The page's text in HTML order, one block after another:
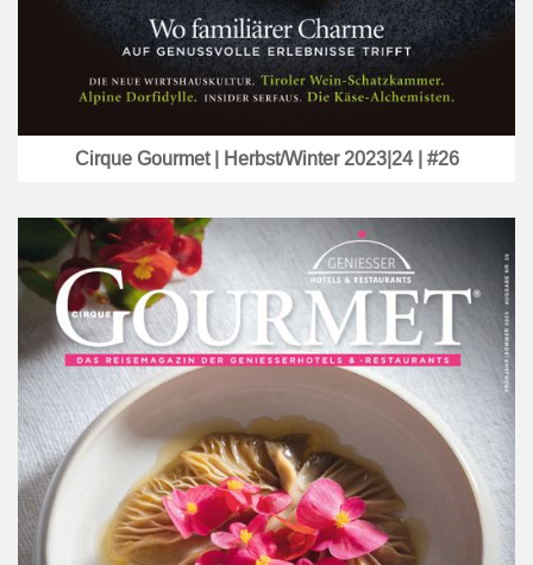
Cirque Gourmet | Herbst/Winter 2023|24 | #26